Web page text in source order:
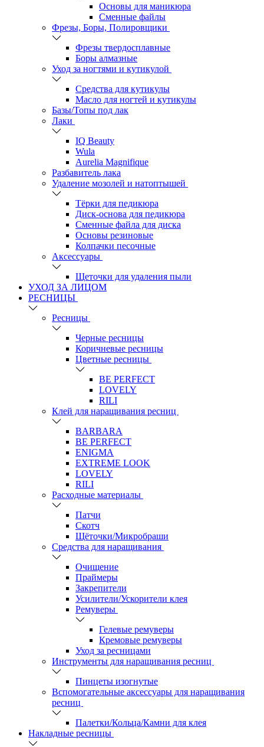
Основы для маникюра
Сменные файлы
Фрезы, Боры, Полировщики
Фрезы твердосплавные
Боры алмазные
Уход за ногтями и кутикулой
Средства для кутикулы
Масло для ногтей и кутикулы
Базы/Топы под лак
Лаки
IQ Beauty
Wula
Aurelia Magnifique
Разбавитель лака
Удаление мозолей и натоптышей
Тёрки для педикюра
Диск-основа для педикюра
Сменные файла для диска
Основы резиновые
Колпачки песочные
Аксессуары
Щеточки для удаления пыли
УХОД ЗА ЛИЦОМ
РЕСНИЦЫ
Ресницы
Черные ресницы
Коричневые ресницы
Цветные ресницы
BE PERFECT
LOVELY
RILI
Клей для наращивания ресниц
BARBARA
BE PERFECT
ENIGMA
EXTREME LOOK
LOVELY
RILI
Расходные материалы
Патчи
Скотч
Щёточки/Микробраши
Средства для наращивания
Очищение
Праймеры
Закрепители
Усилители/Ускорители клея
Ремуверы
Гелевые ремуверы
Кремовые ремуверы
Уход за ресницами
Инструменты для наращивания ресниц
Пинцеты изогнутые
Вспомогательные аксессуары для наращивания
ресниц
Палетки/Кольца/Камни для клея
Накладные ресницы